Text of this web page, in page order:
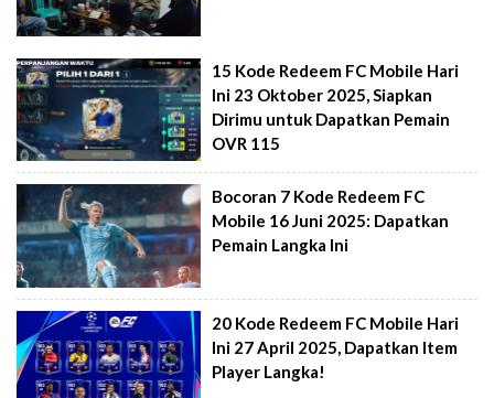
15 Kode Redeem FC Mobile Hari
Ini 23 Oktober 2025, Siapkan
Dirimu untuk Dapatkan Pemain
OVR 115
Bocoran 7 Kode Redeem FC
Mobile 16 Juni 2025: Dapatkan
Pemain Langka Ini
20 Kode Redeem FC Mobile Hari
Ini 27 April 2025, Dapatkan Item
Player Langka!